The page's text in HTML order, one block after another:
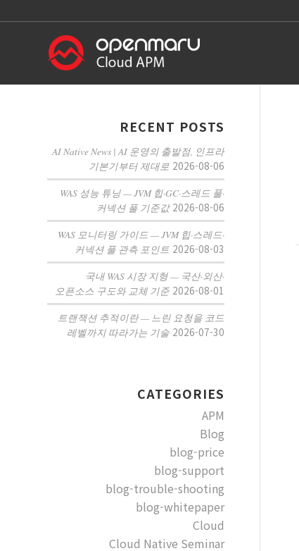
RECENT POSTS
AI Native News | AI 운영의 출발점, 인프라
기본기부터 제대로 2026-08-06
WAS 성능 튜닝 — JVM 힙·GC·스레드 풀·
커넥션 풀 기준값 2026-08-06
WAS 모니터링 가이드 — JVM 힙·스레드·
커넥션 풀 관측 포인트 2026-08-03
국내 WAS 시장 지형 — 국산·외산·
오픈소스 구도와 교체 기준 2026-08-01
트랜잭션 추적이란 — 느린 요청을 코드
레벨까지 따라가는 기술 2026-07-30
CATEGORIES
APM
Blog
blog-price
blog-support
blog-trouble-shooting
blog-whitepaper
Cloud
Cloud Native Seminar